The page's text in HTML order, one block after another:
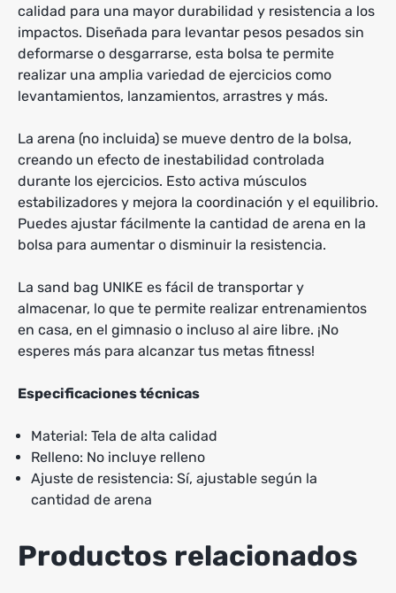
calidad para una mayor durabilidad y resistencia a los
impactos. Diseñada para levantar pesos pesados sin
deformarse o desgarrarse, esta bolsa te permite
realizar una amplia variedad de ejercicios como
levantamientos, lanzamientos, arrastres y más.
La arena (no incluida) se mueve dentro de la bolsa,
creando un efecto de inestabilidad controlada
durante los ejercicios. Esto activa músculos
estabilizadores y mejora la coordinación y el equilibrio.
Puedes ajustar fácilmente la cantidad de arena en la
bolsa para aumentar o disminuir la resistencia.
La sand bag UNIKE es fácil de transportar y
almacenar, lo que te permite realizar entrenamientos
en casa, en el gimnasio o incluso al aire libre. ¡No
esperes más para alcanzar tus metas fitness!
Especificaciones técnicas
Material: Tela de alta calidad
Relleno: No incluye relleno
Ajuste de resistencia: Sí, ajustable según la
cantidad de arena
Productos relacionados